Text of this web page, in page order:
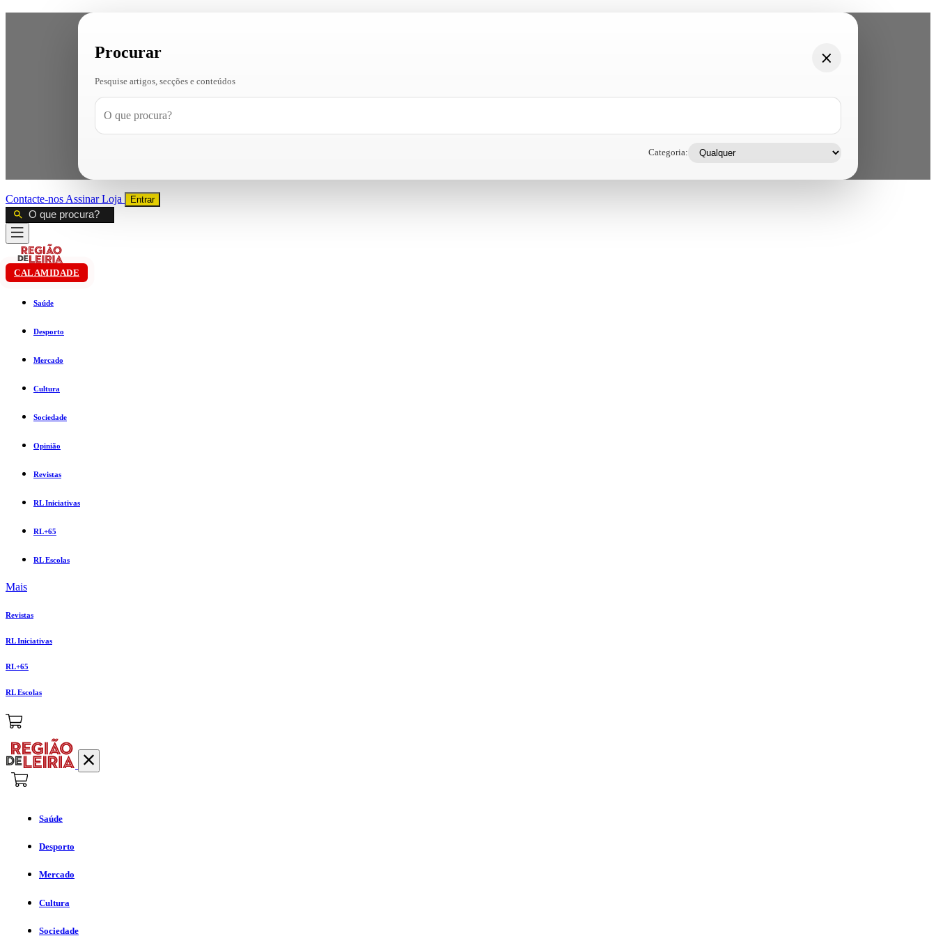
Procurar
Pesquise artigos, secções e conteúdos
Categoria:
Contacte-nos AssinarLoja Entrar
CALAMIDADE
Saúde
Desporto
Mercado
Cultura
Sociedade
Opinião
Revistas
RL Iniciativas
RL+65
RL Escolas
Mais
Revistas
RL Iniciativas
RL+65
RL Escolas
Saúde
Desporto
Mercado
Cultura
Sociedade